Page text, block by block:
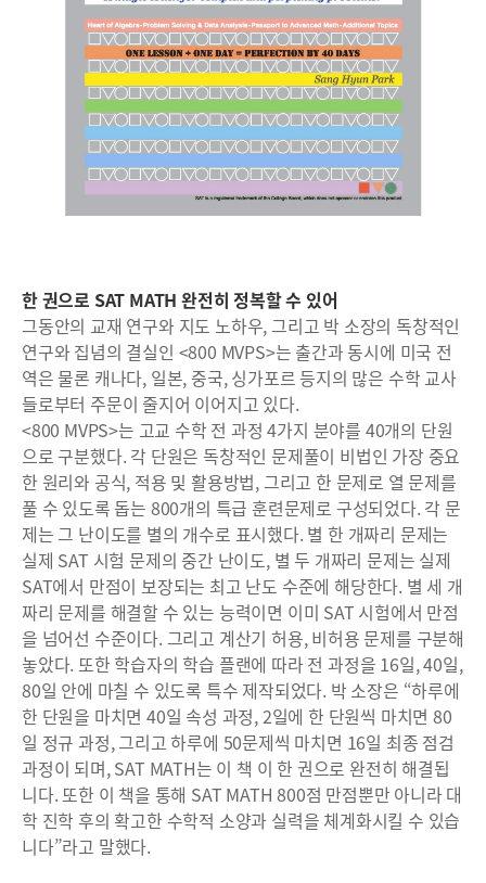
한 권으로 SAT MATH 완전히 정복할 수 있어
그동안의 교재 연구와 지도 노하우, 그리고 박 소장의 독창적인
연구와 집념의 결실인 <800 MVPS>는 출간과 동시에 미국 전
역은 물론 캐나다, 일본, 중국, 싱가포르 등지의 많은 수학 교사
들로부터 주문이 줄지어 이어지고 있다.
<800 MVPS>는 고교 수학 전 과정 4가지 분야를 40개의 단원
으로 구분했다. 각 단원은 독창적인 문제풀이 비법인 가장 중요
한 원리와 공식, 적용 및 활용방법, 그리고 한 문제로 열 문제를
풀 수 있도록 돕는 800개의 특급 훈련문제로 구성되었다. 각 문
제는 그 난이도를 별의 개수로 표시했다. 별 한 개짜리 문제는
실제 SAT 시험 문제의 중간 난이도, 별 두 개짜리 문제는 실제
SAT에서 만점이 보장되는 최고 난도 수준에 해당한다. 별 세 개
짜리 문제를 해결할 수 있는 능력이면 이미 SAT 시험에서 만점
을 넘어선 수준이다. 그리고 계산기 허용, 비허용 문제를 구분해
놓았다. 또한 학습자의 학습 플랜에 따라 전 과정을 16일, 40일,
80일 안에 마칠 수 있도록 특수 제작되었다. 박 소장은 “하루에
한 단원을 마치면 40일 속성 과정, 2일에 한 단원씩 마치면 80
일 정규 과정, 그리고 하루에 50문제씩 마치면 16일 최종 점검
과정이 되며, SAT MATH는 이 책 이 한 권으로 완전히 해결됩
니다. 또한 이 책을 통해 SAT MATH 800점 만점뿐만 아니라 대
학 진학 후의 확고한 수학적 소양과 실력을 체계화시킬 수 있습
니다”라고 말했다.